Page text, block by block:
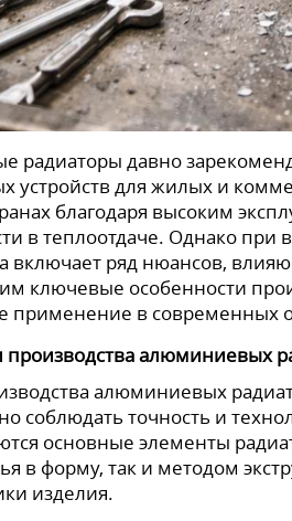
радиаторы давно
устройств для жилых и
благодаря высоким
в теплоотдаче. Однако при
включает ряд нюансов,
ключевые особенности
применение в современных
производства алюминиевых
алюминиевых
соблюдать точность и
основные элементы
в форму, так и методом
изделия.